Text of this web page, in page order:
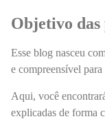
Objetivo das
Esse blog nasceu
e compreensível para
Aqui, você
explicadas de forma